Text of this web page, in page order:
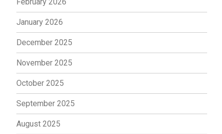
February 2026
January 2026
December 2025
November 2025
October 2025
September 2025
August 2025